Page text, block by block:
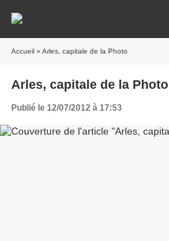
Accueil » Arles, capitale de la Photo
Arles, capitale de la Photo
Publié le 12/07/2012 à 17:53